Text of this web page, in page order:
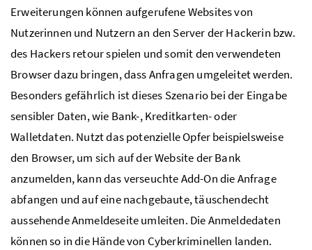
Erweiterungen können aufgerufene Websites von
Nutzerinnen und Nutzern an den Server der Hackerin bzw.
des Hackers retour spielen und somit den verwendeten
Browser dazu bringen, dass Anfragen umgeleitet werden.
Besonders gefährlich ist dieses Szenario bei der Eingabe
sensibler Daten, wie Bank-, Kreditkarten- oder
Walletdaten. Nutzt das potenzielle Opfer beispielsweise
den Browser, um sich auf der Website der Bank
anzumelden, kann das verseuchte Add-On die Anfrage
abfangen und auf eine nachgebaute, täuschendecht
aussehende Anmeldeseite umleiten. Die Anmeldedaten
können so in die Hände von Cyberkriminellen landen.